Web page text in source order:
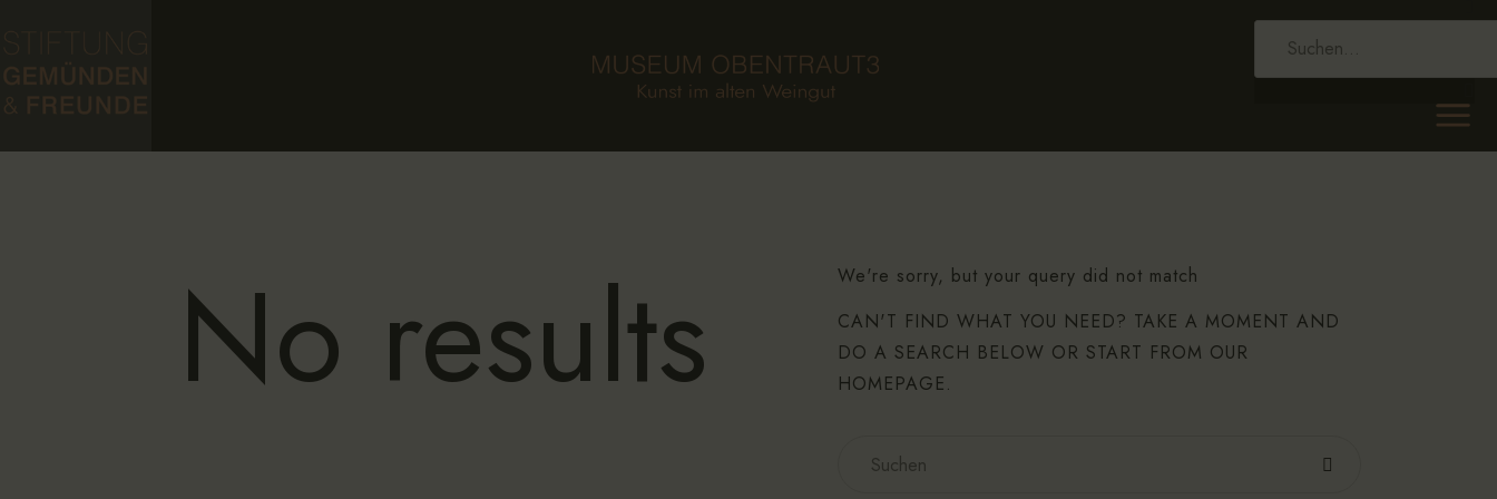
STIFTUNG
MUSEUM
AKTUELLES
KONTAKT
No results
We're sorry, but your query did not match
CAN'T FIND WHAT YOU NEED? TAKE A MOMENT AND
DO A SEARCH BELOW OR START FROM OUR
HOMEPAGE.